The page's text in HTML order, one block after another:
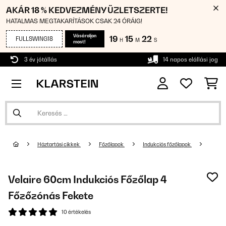
AKÁR 18 % KEDVEZMÉNY ÜZLETSZERTE!
HATALMAS MEGTAKARÍTÁSOK CSAK 24 ÓRÁIG!
FULLSWING18
Vásároljon
most!
19 H 15 M 21 S
3 év jótállás 14 napos elállási jog
Háztartási cikkek Főzőlapok Indukciós főzőlapok
Velaire 60cm Indukciós Főzőlap 4
Főzőzónás Fekete
10 értékelés